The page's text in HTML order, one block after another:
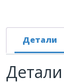
Детали
Детали